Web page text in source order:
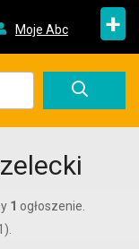
Moje Abc +
1 ogłoszenie.